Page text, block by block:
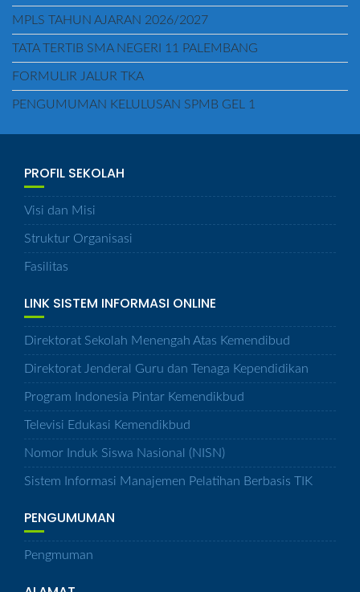
MPLS TAHUN AJARAN 2026/2027
TATA TERTIB SMA NEGERI 11 PALEMBANG
FORMULIR JALUR TKA
PENGUMUMAN KELULUSAN SPMB GEL 1
PROFIL SEKOLAH
Visi dan Misi
Struktur Organisasi
Fasilitas
LINK SISTEM INFORMASI ONLINE
Direktorat Sekolah Menengah Atas Kemendibud
Direktorat Jenderal Guru dan Tenaga Kependidikan
Program Indonesia Pintar Kemendikbud
Televisi Edukasi Kemendikbud
Nomor Induk Siswa Nasional (NISN)
Sistem Informasi Manajemen Pelatihan Berbasis TIK
PENGUMUMAN
Pengmuman